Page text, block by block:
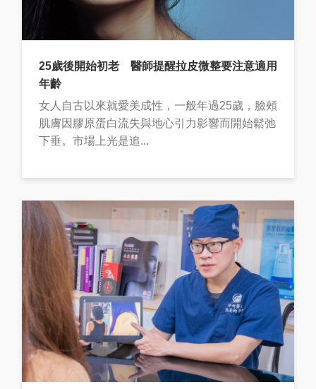
25歲後開始初老 醫師提醒拉皮微整要注意適用
年齡
女人自古以來就愛美成性，一般年過25歲，臉頰
肌膚因膠原蛋白流失與地心引力影響而開始鬆弛
下垂。市場上光是追...